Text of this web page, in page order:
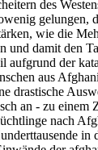
des
gelungen,
wie die
und damit den
aufgrund der
aus
drastische
an - zu einem
nach
in